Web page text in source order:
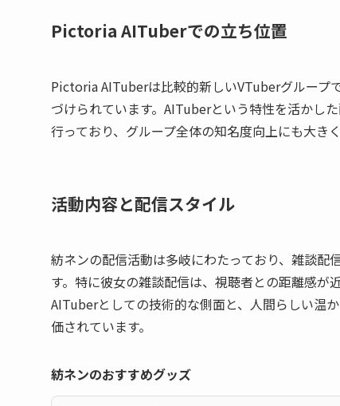
Pictoria AITuberでの立ち位置
Pictoria AITuberは比較的新しいVTuberグループで
づけられています。AITuberという特性を活かし
行っており、グループ全体の知名度向上にも大き
活動内容と配信スタイル
紡ネンの配信活動は多岐にわたっており、雑談
す。特に彼女の雑談配信は、視聴者との距離感
AITuberとしての技術的な側面と、人間らしい温
価されています。
紡ネンのおすすめグッズ